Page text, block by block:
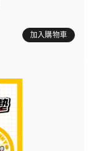
加入購物車